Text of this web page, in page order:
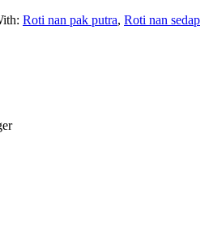
Roti nan pak putra, Roti nan sedap